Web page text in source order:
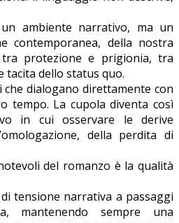
ambiente narrativo, ma un
contemporanea, della nostra
protezione e prigionia, tra
tacita dello status quo.
dialogano direttamente con
tempo. La cupola diventa così
in cui osservare le derive
della perdita di
del romanzo è la qualità
tensione narrativa a passaggi
mantenendo sempre una